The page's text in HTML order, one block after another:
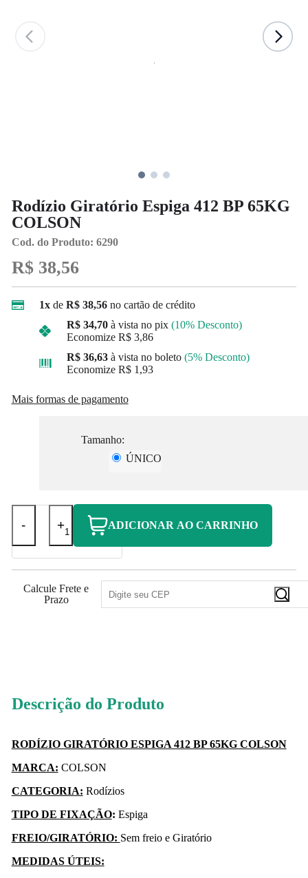
Rodízio Giratório Espiga 412 BP 65KG
COLSON
Cod. do Produto: 6290
R$ 38,56
1xde R$ 38,56 no cartão de crédito
R$ 34,70 à vista no pix (10% Desconto)
Economize R$ 3,86
R$ 36,63 à vista no boleto (5% Desconto)
Economize R$ 1,93
Mais formas de pagamento
Tamanho:
ÚNICO
- + ADICIONAR AO CARRINHO
Calcule Frete e
Prazo
Descrição do Produto
RODÍZIO GIRATÓRIO ESPIGA 412 BP 65KG COLSON
MARCA: COLSON
CATEGORIA: Rodízios
TIPO DE FIXAÇÃO: Espiga
FREIO/GIRATÓRIO: Sem freio e Giratório
MEDIDAS ÚTEIS: